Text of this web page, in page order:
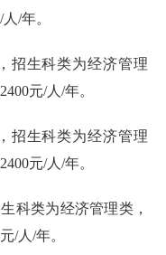
/年。
招生科类为经济管理
元/人/年。
招生科类为经济管理
元/人/年。
科类为经济管理类，
元/人/年。